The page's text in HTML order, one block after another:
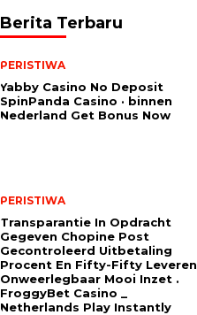
Berita Terbaru
PERISTIWA
Yabby Casino No Deposit
SpinPanda Casino · binnen
Nederland Get Bonus Now
PERISTIWA
Transparantie In Opdracht
Gegeven Chopine Post
Gecontroleerd Uitbetaling
Procent En Fifty-Fifty Leveren
Onweerlegbaar Mooi Inzet .
FroggyBet Casino _
Netherlands Play Instantly